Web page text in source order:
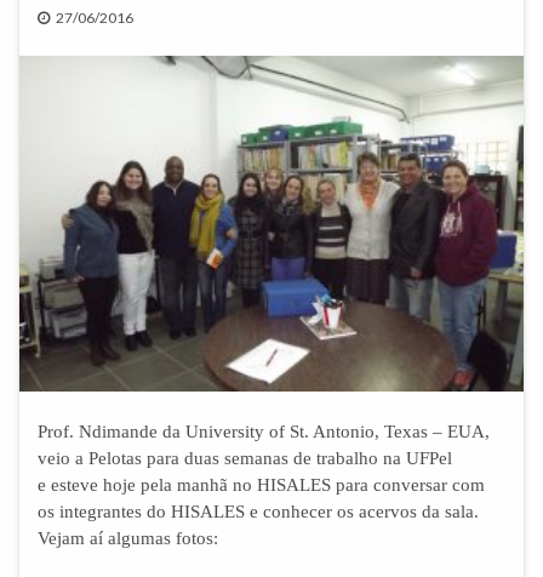
27/06/2016
Prof. Ndimande da University of St. Antonio, Texas – EUA,
veio a Pelotas para duas semanas de trabalho na UFPel
e esteve hoje pela manhã no HISALES para conversar com
os integrantes do HISALES e conhecer os acervos da sala.
Vejam aí algumas fotos: